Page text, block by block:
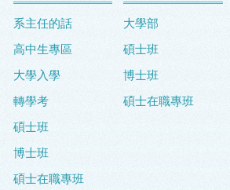
系主任的話
高中生專區
大學入學
轉學考
碩士班
博士班
碩士在職專班
大學部
碩士班
博士班
碩士在職專班